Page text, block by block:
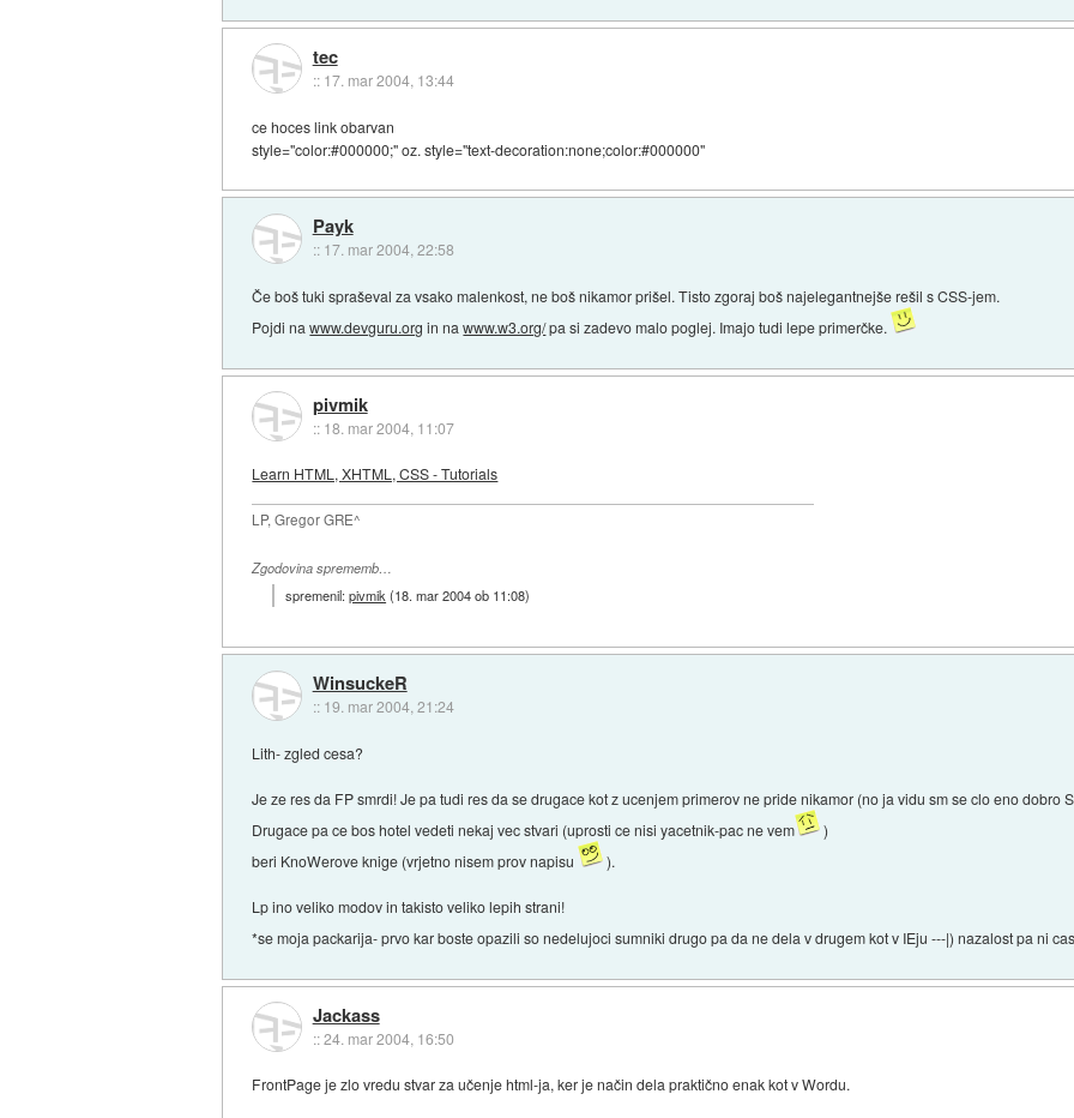
tec
:: 17. mar 2004, 13:44
ce hoces link obarvan
style="color:#000000;" oz. style="text-decoration:none;color:#000000"
Payk
:: 17. mar 2004, 22:58
Če boš tuki spraševal za vsako malenkost, ne boš nikamor prišel. Tisto zgoraj boš najelegantnejše rešil s CSS-jem.
Pojdi nawww.devguru.org in nawww.w3.org/pa si zadevo malo poglej. Imajo tudi lepe primerčke.
pivmik
:: 18. mar 2004, 11:07
Learn HTML, XHTML, CSS - Tutorials
LP, Gregor GRE^
Zgodovina sprememb…
spremenil:pivmik (18. mar 2004 ob 11:08)
WinsuckeR
:: 19. mar 2004, 21:24
Lith- zgled cesa?
Je ze res da FP smrdi! Je pa tudi res da se drugace kot z ucenjem primerov ne pride nikamor (no ja vidu sm se clo eno dobro
Drugace pa ce bos hotel vedeti nekaj vec stvari (uprosti ce nisi yacetnik-pac ne vem
)
beri KnoWerove knige (vrjetno nisem prov napisu
).
Lp ino veliko modov in takisto veliko lepih strani!
*se moja packarija- prvo kar boste opazili so nedelujoci sumniki drugo pa da ne dela v drugem kot v IEju ---|) nazalost pa ni
Jackass
::24. mar 2004, 16:50
FrontPage je zlo vredu stvar za učenje html-ja, ker je način dela praktično enak kot v Wordu.